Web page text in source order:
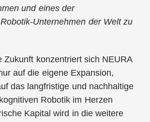
und eines der
Robotik-Unternehmen der Welt zu
Zukunft konzentriert sich NEURA
auf die eigene Expansion,
das langfristige und nachhaltige
Robotik im Herzen
Kapital wird in die weitere